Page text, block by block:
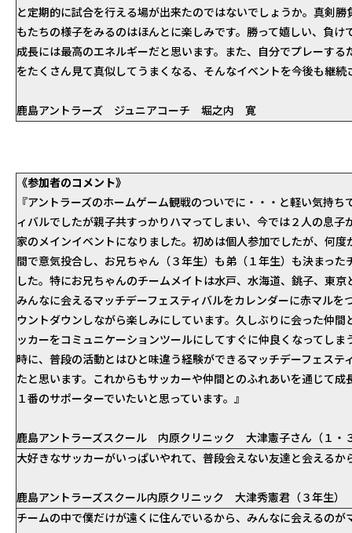
と定期的に試合を行える場が出来たのではないでしょうか。真剣
もたちの様子をみるのはほんとに楽しみです。勝って嬉しい、負け
成長には最高のエネルギーだと思います。また、自分でプレーする
をたくさん見て真似してうまくなる、そんなイベントを今後も継続
鹿島アントラーズ ジュニアコーチ 堀之内 寛
《参加者のコメント》
『アントラーズのホームゲーム観戦のついでに・・・と軽い気持
ィバルでしたが親子共すっかりハマってしまい、今では２人の息子
家のメインイベントになりました。初めは個人参加でしたが、何
間で意気投合し、お兄ちゃん（３年生）も弟（１年生）も決まった
した。特にお兄ちゃんのチームメイトは水戸、水海道、銚子、東
みんなに会えるマッチデーフェスティバルをカレンダーに赤マルを
ウントダウンしながら楽しみにしています。久しぶりに会った仲間
ッカーをコミュニケーションツールにしてすぐに仲良くなってし
時に、普段の活動とはひと味違う経験ができるマッチデーフェステ
たと思います。これからもサッカーや仲間とのふれあいを通じて成
１番のサポーターでいたいと思っています。』
鹿島アントラーズスクール 内原クリニック 大津憲子さん（１・
大好きなサッカーがいっぱいやれて、普段会えない友達と会えるか
鹿島アントラーズスクール内原クリニック 大津秀憲君（３年生）
チームの中で僕だけが遠くに住んでいるから、みんなに会えるのが